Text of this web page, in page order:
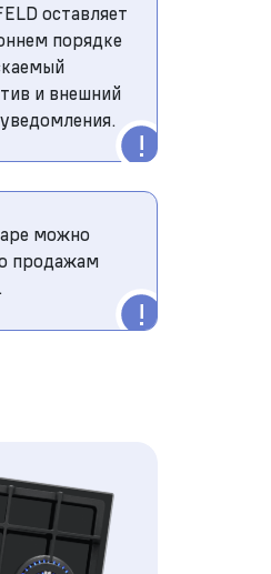
оставляет
порядке
и внешний
можно
продажам